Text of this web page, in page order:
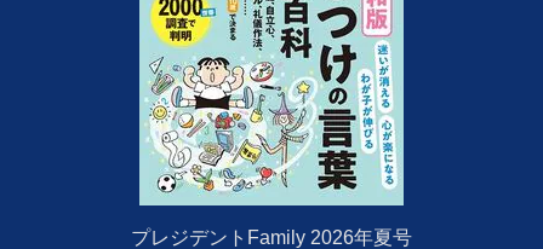
プレジデントFamily 2026年夏号